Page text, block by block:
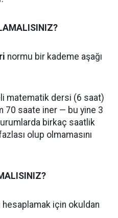
normu bir kademe aşağı
matematik dersi (6 saat)
saate iner — bu yine 3
birkaç saatlik
olup olmamasını
hesaplamak için okuldan